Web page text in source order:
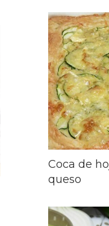
Coca de
queso